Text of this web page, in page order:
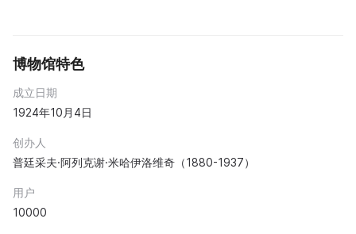
博物馆特色
成立日期
1924年10月4日
创办人
普廷采夫·阿列克谢·米哈伊洛维奇（1880-1937）
用户
10000